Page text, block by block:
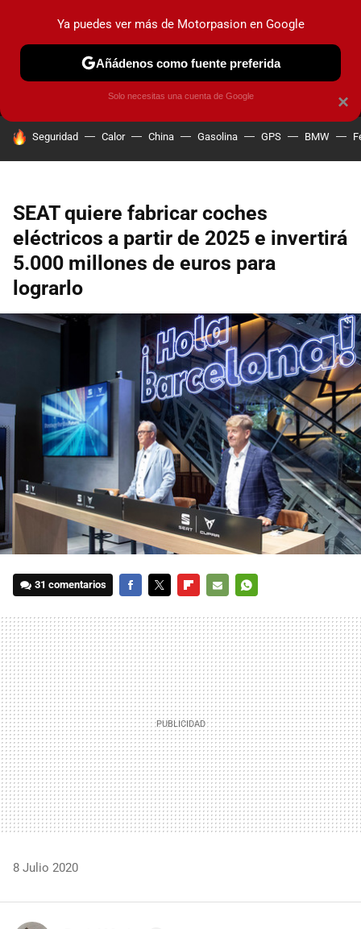
MENÚ NUEVO
COCHES ELÉCTRICOS OBSERVATORIO
HOY SE HABLA DE
Seguridad Calor China Gasolina GPS BMW
SEAT quiere fabricar coches
eléctricos a partir de 2025 e invertirá
5.000 millones de euros para
lograrlo
31 comentarios
MAIL
8 Julio 2020
×
Ya puedes ver más de Motorpasion en Google
Añádenos como fuente preferida
Solo necesitas una cuenta de Google